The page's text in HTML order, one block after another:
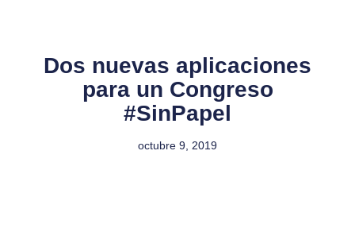
Dos nuevas aplicaciones
para un Congreso
#SinPapel
octubre 9, 2019